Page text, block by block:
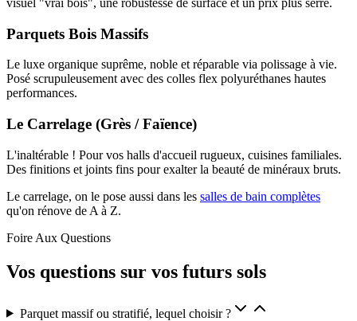
visuel "vrai bois", une robustesse de surface et un prix plus serré.
Parquets Bois Massifs
Le luxe organique suprême, noble et réparable via polissage à vie.
Posé scrupuleusement avec des colles flex polyuréthanes hautes
performances.
Le Carrelage (Grès / Faïence)
L'inaltérable ! Pour vos halls d'accueil rugueux, cuisines familiales.
Des finitions et joints fins pour exalter la beauté de minéraux bruts.
Le carrelage, on le pose aussi dans les salles de bain complètes
qu'on rénove de A à Z.
Foire Aux Questions
Vos questions sur vos futurs sols
Parquet massif ou stratifié, lequel choisir ?